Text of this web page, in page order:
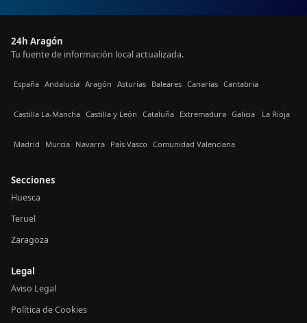
24h Aragón
Tu fuente de información local actualizada.
España Andalucía Aragón Asturias Baleares Canarias Cantabria
Castilla La-Mancha Castilla y León Cataluña Extremadura Galicia La Rioja
Madrid Murcia Navarra País Vasco Comunidad Valenciana
Secciones
Huesca
Teruel
Zaragoza
Legal
Aviso Legal
Política de Cookies